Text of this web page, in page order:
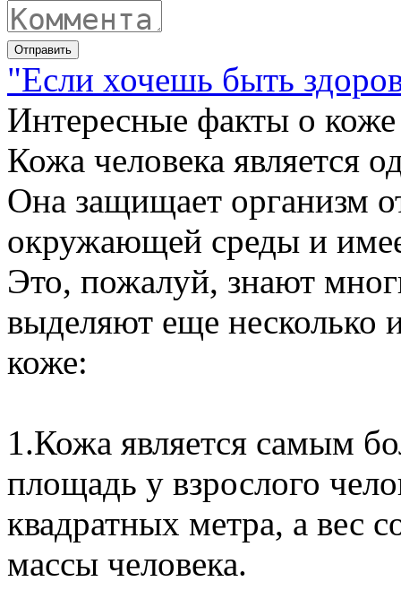
Отправить
"Если хочешь быть
Интересные факты о коже
Кожа человека является
Она защищает организм
окружающей среды и
Это, пожалуй, знают
выделяют еще несколько
коже:
1.Кожа является самым
площадь у взрослого
квадратных метра, а вес
массы человека.